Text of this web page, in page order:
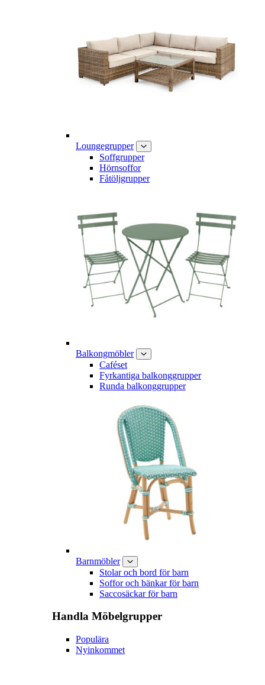
Loungegrupper
Soffgrupper
Hörnsoffor
Fåtöljgrupper
Balkongmöbler
Caféset
Fyrkantiga balkonggrupper
Runda balkonggrupper
Barnmöbler
Stolar och bord för barn
Soffor och bänkar för barn
Saccosäckar för barn
Handla Möbelgrupper
Populära
Nyinkommet